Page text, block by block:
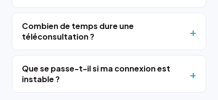
Combien de temps dure une
téléconsultation ?
Que se passe-t-il si ma connexion est
instable ?